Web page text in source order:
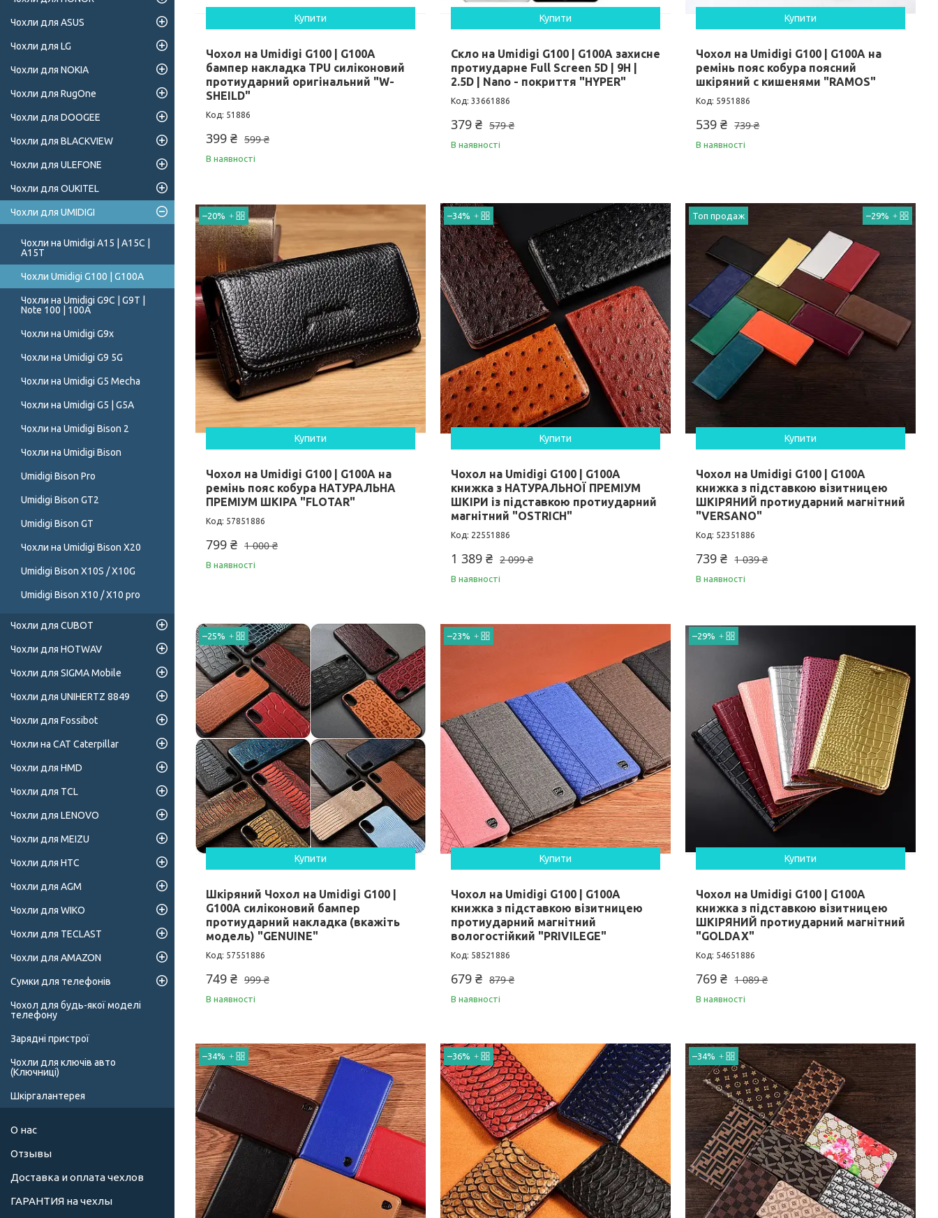
Купити
Чохол на Umidigi G100 | G100A
бампер накладка TPU силіконовий
протиударний оригінальний "W-
SHEILD"
51886
599 ₴
399 ₴
В наявності
Купити
Скло на Umidigi G100 | G100A захисне
протиударне Full Screen 5D | 9H |
2.5D | Nano - покриття "HYPER"
33661886
579 ₴
379 ₴
В наявності
Купити
Чохол на Umidigi G100 | G100A на
ремінь пояс кобура поясний
шкіряний c кишенями "RAMOS"
5951886
739 ₴
539 ₴
В наявності
–20%
Купити
Чохол на Umidigi G100 | G100A на
ремінь пояс кобура НАТУРАЛЬНА
ПРЕМІУМ ШКІРА "FLOTAR"
57851886
1 000 ₴
799 ₴
В наявності
–34%
Купити
Чохол на Umidigi G100 | G100A
книжка з НАТУРАЛЬНОЇ ПРЕМІУМ
ШКІРИ із підставкою протиударний
магнітний "OSTRICH"
22551886
2 099 ₴
1 389 ₴
В наявності
Топ продаж –29%
Купити
Чохол на Umidigi G100 | G100A
книжка з підставкою візитницею
ШКІРЯНИЙ протиударний магнітний
"VERSANO"
52351886
1 039 ₴
739 ₴
В наявності
–25%
Купити
Шкіряний Чохол на Umidigi G100 |
G100A силіконовий бампер
протиударний накладка (вкажіть
модель) "GENUINE"
57551886
999 ₴
749 ₴
В наявності
–23%
Купити
Чохол на Umidigi G100 | G100A
книжка з підставкою візитницею
протиударний магнітний
вологостійкий "PRIVILEGE"
58521886
879 ₴
679 ₴
В наявності
–29%
Купити
Чохол на Umidigi G100 | G100A
книжка з підставкою візитницею
ШКІРЯНИЙ протиударний магнітний
"GOLDAX"
54651886
1 089 ₴
769 ₴
В наявності
–34% –36% –34%
Чохли для ASUS
Чохли для LG
Чохли для NOKIA
Чохли для RugOne
Чохли для DOOGEE
Чохли для BLACKVIEW
Чохли для ULEFONE
Чохли для OUKITEL
Чохли для UMIDIGI
Чохли на Umidigi A15 | A15C |
A15T
Чохли Umidigi G100 | G100A
Чохли на Umidigi G9C | G9T |
Note 100 | 100A
Чохли на Umidigi G9x
Чохли на Umidigi G9 5G
Чохли на Umidigi G5 Mecha
Чохли на Umidigi G5 | G5A
Чохли на Umidigi Bison 2
Чохли на Umidigi Bison
Umidigi Bison Pro
Umidigi Bison GT2
Umidigi Bison GT
Чохли на Umidigi Bison X20
Umidigi Bison X10S / X10G
Umidigi Bison X10 / X10 pro
Чохли для CUBOT
Чохли для HOTWAV
Чохли для SIGMA Mobile
Чохли для UNIHERTZ 8849
Чохли для Fossibot
Чохли на CAT Caterpillar
Чохли для HMD
Чохли для TCL
Чохли для LENOVO
Чохли для MEIZU
Чохли для HTC
Чохли для AGM
Чохли для WIKO
Чохли для TECLAST
Чохли для AMAZON
Сумки для телефонів
Чохол для будь-якої моделі
телефону
Зарядні пристрої
Чохли для ключів авто
(Ключниці)
Шкіргалантерея
О нас
Отзывы
Доставка и оплата чехлов
ГАРАНТИЯ на чехлы